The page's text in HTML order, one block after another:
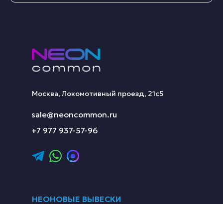
+7 977 937-57-96
НЕОНОВЫЕ ВЫВЕСКИ
Москва, Локомотивный проезд, 21с5
sale@neoncommon.ru